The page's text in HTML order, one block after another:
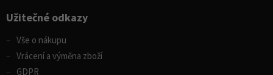
Užitečné odkazy
Vše o nákupu
Vrácení a výměna zboží
GDPR